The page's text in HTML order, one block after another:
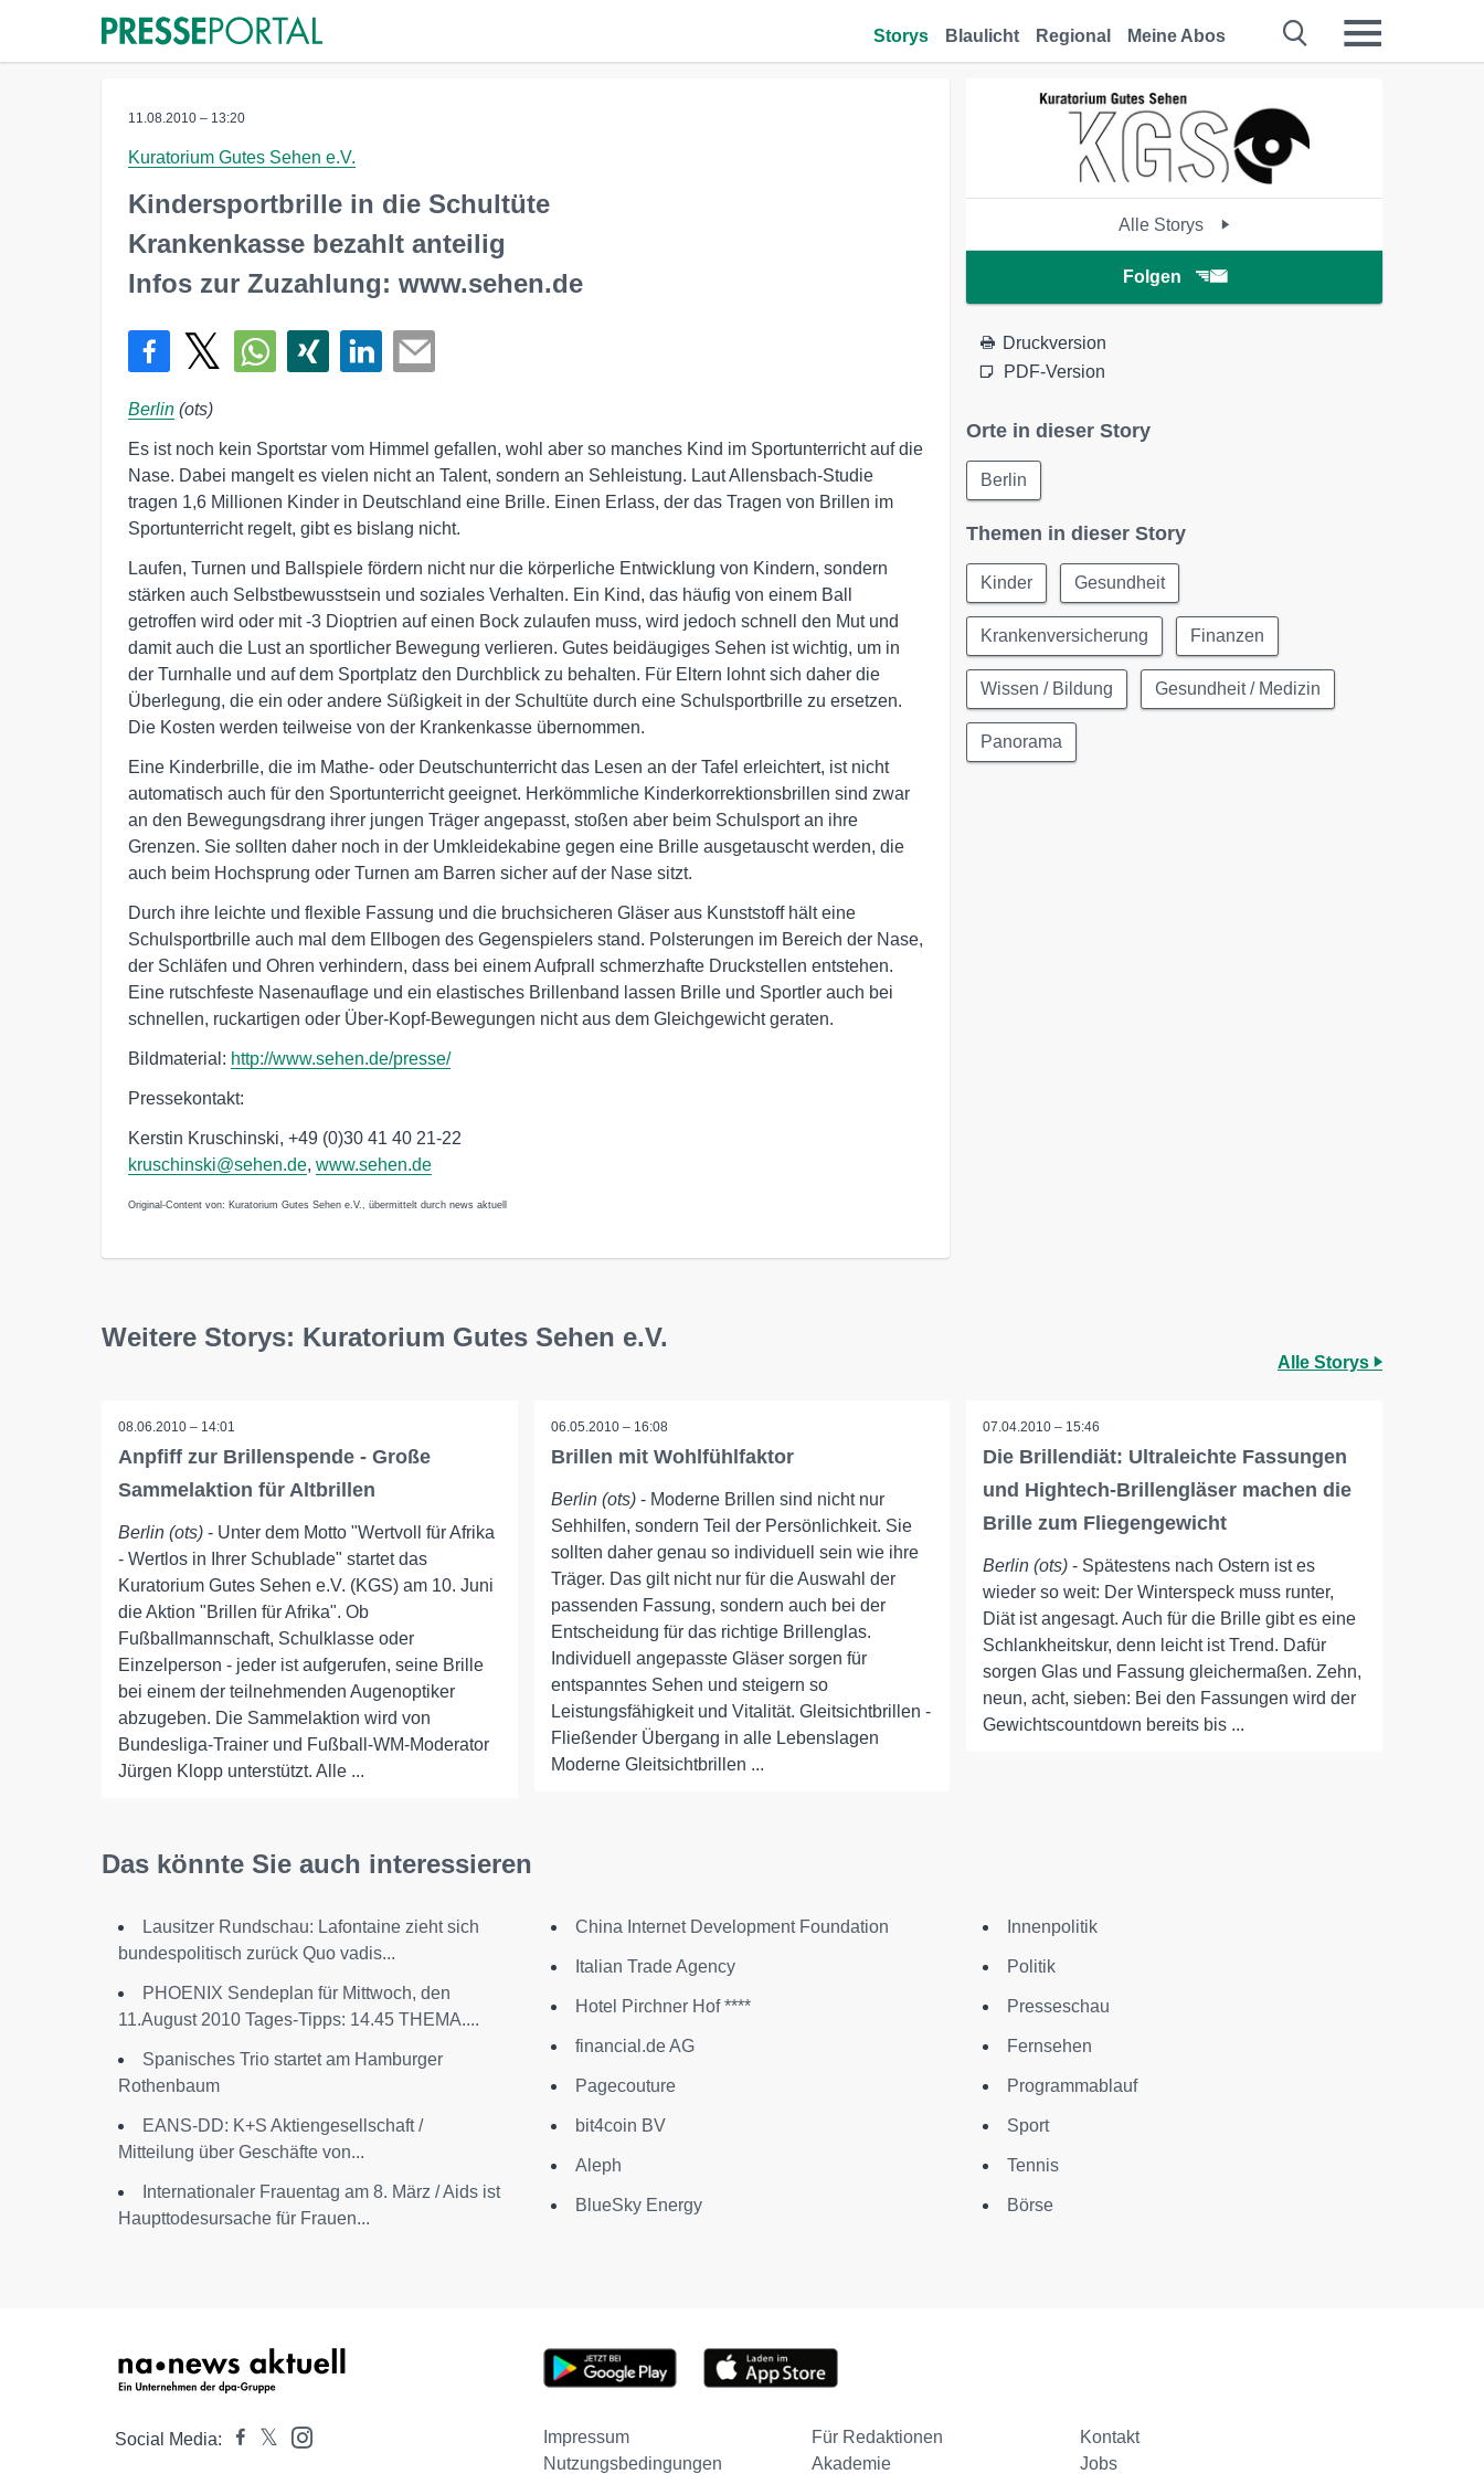
Storys Blaulicht Regional Meine Abos
11.08.2010 – 13:20
Kuratorium Gutes Sehen e.V.
Kindersportbrille in die Schultüte
Krankenkasse bezahlt anteilig
Infos zur Zuzahlung: www.sehen.de
Berlin (ots)
Es ist noch kein Sportstar vom Himmel gefallen, wohl aber so manches Kind im Sportunterricht auf die
Nase. Dabei mangelt es vielen nicht an Talent, sondern an Sehleistung. Laut Allensbach-Studie
tragen 1,6 Millionen Kinder in Deutschland eine Brille. Einen Erlass, der das Tragen von Brillen im
Sportunterricht regelt, gibt es bislang nicht.
Laufen, Turnen und Ballspiele fördern nicht nur die körperliche Entwicklung von Kindern, sondern
stärken auch Selbstbewusstsein und soziales Verhalten. Ein Kind, das häufig von einem Ball
getroffen wird oder mit -3 Dioptrien auf einen Bock zulaufen muss, wird jedoch schnell den Mut und
damit auch die Lust an sportlicher Bewegung verlieren. Gutes beidäugiges Sehen ist wichtig, um in
der Turnhalle und auf dem Sportplatz den Durchblick zu behalten. Für Eltern lohnt sich daher die
Überlegung, die ein oder andere Süßigkeit in der Schultüte durch eine Schulsportbrille zu ersetzen.
Die Kosten werden teilweise von der Krankenkasse übernommen.
Eine Kinderbrille, die im Mathe- oder Deutschunterricht das Lesen an der Tafel erleichtert, ist nicht
automatisch auch für den Sportunterricht geeignet. Herkömmliche Kinderkorrektionsbrillen sind zwar
an den Bewegungsdrang ihrer jungen Träger angepasst, stoßen aber beim Schulsport an ihre
Grenzen. Sie sollten daher noch in der Umkleidekabine gegen eine Brille ausgetauscht werden, die
auch beim Hochsprung oder Turnen am Barren sicher auf der Nase sitzt.
Durch ihre leichte und flexible Fassung und die bruchsicheren Gläser aus Kunststoff hält eine
Schulsportbrille auch mal dem Ellbogen des Gegenspielers stand. Polsterungen im Bereich der Nase,
der Schläfen und Ohren verhindern, dass bei einem Aufprall schmerzhafte Druckstellen entstehen.
Eine rutschfeste Nasenauflage und ein elastisches Brillenband lassen Brille und Sportler auch bei
schnellen, ruckartigen oder Über-Kopf-Bewegungen nicht aus dem Gleichgewicht geraten.
Bildmaterial: http://www.sehen.de/presse/
Pressekontakt:
Kerstin Kruschinski, +49 (0)30 41 40 21-22
kruschinski@sehen.de, www.sehen.de
Original-Content von: Kuratorium Gutes Sehen e.V., übermittelt durch news aktuell
Alle Storys
Folgen
Druckversion
PDF-Version
Orte in dieser Story
Berlin
Themen in dieser Story
Kinder Gesundheit
Krankenversicherung Finanzen
Wissen / Bildung Gesundheit / Medizin
Panorama
Weitere Storys: Kuratorium Gutes Sehen e.V.
Alle Storys
08.06.2010 – 14:01
Anpfiff zur Brillenspende - Große
Sammelaktion für Altbrillen
Berlin (ots) - Unter dem Motto "Wertvoll für Afrika
- Wertlos in Ihrer Schublade" startet das
Kuratorium Gutes Sehen e.V. (KGS) am 10. Juni
die Aktion "Brillen für Afrika". Ob
Fußballmannschaft, Schulklasse oder
Einzelperson - jeder ist aufgerufen, seine Brille
bei einem der teilnehmenden Augenoptiker
abzugeben. Die Sammelaktion wird von
Bundesliga-Trainer und Fußball-WM-Moderator
Jürgen Klopp unterstützt. Alle ...
06.05.2010 – 16:08
Brillen mit Wohlfühlfaktor
Berlin (ots)- Moderne Brillen sind nicht nur
Sehhilfen, sondern Teil der Persönlichkeit. Sie
sollten daher genau so individuell sein wie ihre
Träger. Das gilt nicht nur für die Auswahl der
passenden Fassung, sondern auch bei der
Entscheidung für das richtige Brillenglas.
Individuell angepasste Gläser sorgen für
entspanntes Sehen und steigern so
Leistungsfähigkeit und Vitalität. Gleitsichtbrillen -
Fließender Übergang in alle Lebenslagen
Moderne Gleitsichtbrillen ...
07.04.2010 – 15:46
Die Brillendiät: Ultraleichte Fassungen
und Hightech-Brillengläser machen die
Brille zum Fliegengewicht
Berlin (ots) - Spätestens nach Ostern ist es
wieder so weit: Der Winterspeck muss runter,
Diät ist angesagt. Auch für die Brille gibt es eine
Schlankheitskur, denn leicht ist Trend. Dafür
sorgen Glas und Fassung gleichermaßen. Zehn,
neun, acht, sieben: Bei den Fassungen wird der
Gewichtscountdown bereits bis ...
Das könnte Sie auch interessieren
Lausitzer Rundschau: Lafontaine zieht sich
bundespolitisch zurück Quo vadis...
PHOENIX Sendeplan für Mittwoch, den
11.August 2010 Tages-Tipps: 14.45 THEMA....
Spanisches Trio startet am Hamburger
Rothenbaum
EANS-DD: K+S Aktiengesellschaft /
Mitteilung über Geschäfte von...
Internationaler Frauentag am 8. März / Aids ist
Haupttodesursache für Frauen...
China Internet Development Foundation
Italian Trade Agency
Hotel Pirchner Hof ****
financial.de AG
Pagecouture
bit4coin BV
Aleph
BlueSky Energy
Innenpolitik
Politik
Presseschau
Fernsehen
Programmablauf
Sport
Tennis
Börse
Social Media: Impressum Für Redaktionen
Kontakt
Nutzungsbedingungen
Akademie Jobs